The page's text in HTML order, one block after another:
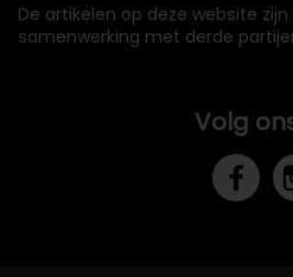
De artikelen op deze website
samenwerking met derde
Volg